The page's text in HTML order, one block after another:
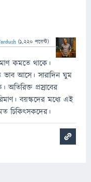
(1,220 পয়েন্ট)
কমতে থাকে।
ভাব আসে। সারাদিন ঘুম
অতিরিক্ত প্রস্রাবের
বয়স্কদের মধ্যে এই
চিকিৎসকদের।